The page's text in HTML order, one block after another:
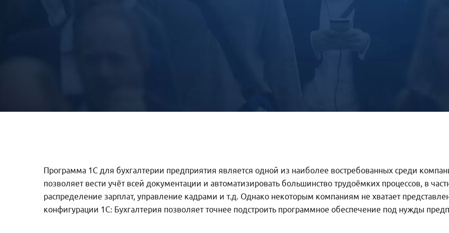
Программа 1С для бухгалтерии предприятия является одной из наиболее востребованных среди
позволяет вести учёт всей документации и автоматизировать большинство трудоёмких процессов, в
распределение зарплат, управление кадрами и т.д. Однако некоторым компаниям не хватает
конфигурации 1С: Бухгалтерия позволяет точнее подстроить программное обеспечение под нужды